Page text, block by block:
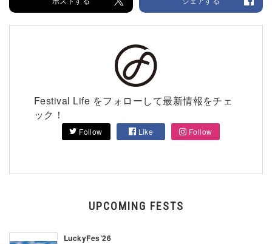
Festival Life をフォローして最新情報をチェ
ック！
Follow Like Follow
UPCOMING FESTS
LuckyFes’26